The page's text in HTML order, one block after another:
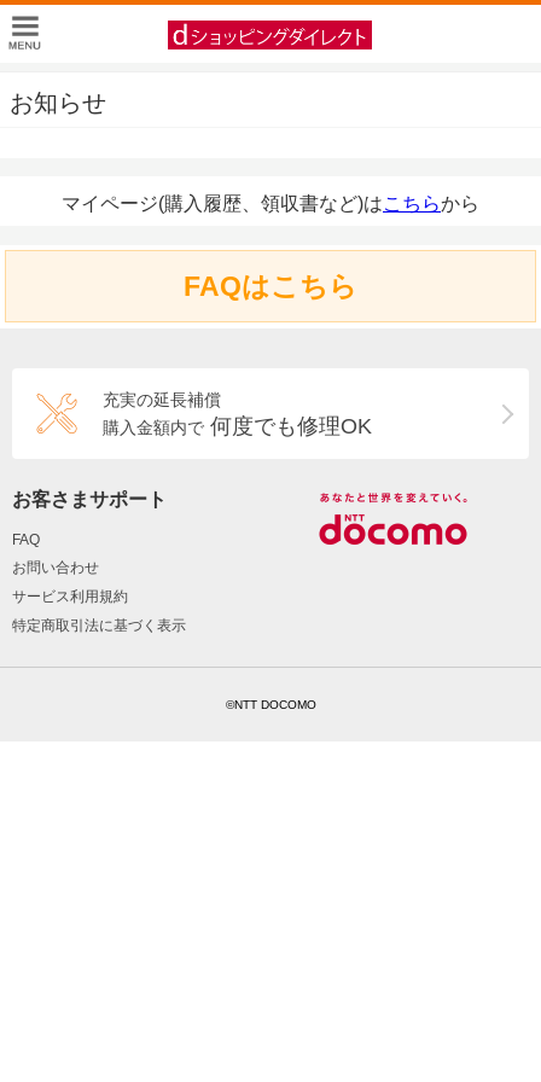
お知らせ
マイページ(購入履歴、領収書など)はこちらから
FAQはこちら
充実の延長補償
購入金額内で 何度でも修理OK
お客さまサポート
FAQ
お問い合わせ
サービス利用規約
特定商取引法に基づく表示
©NTT DOCOMO